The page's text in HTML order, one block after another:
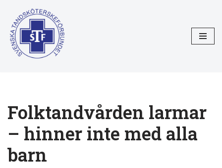
Hoppa
till
innehåll
Folktandvården larmar
– hinner inte med alla
barn